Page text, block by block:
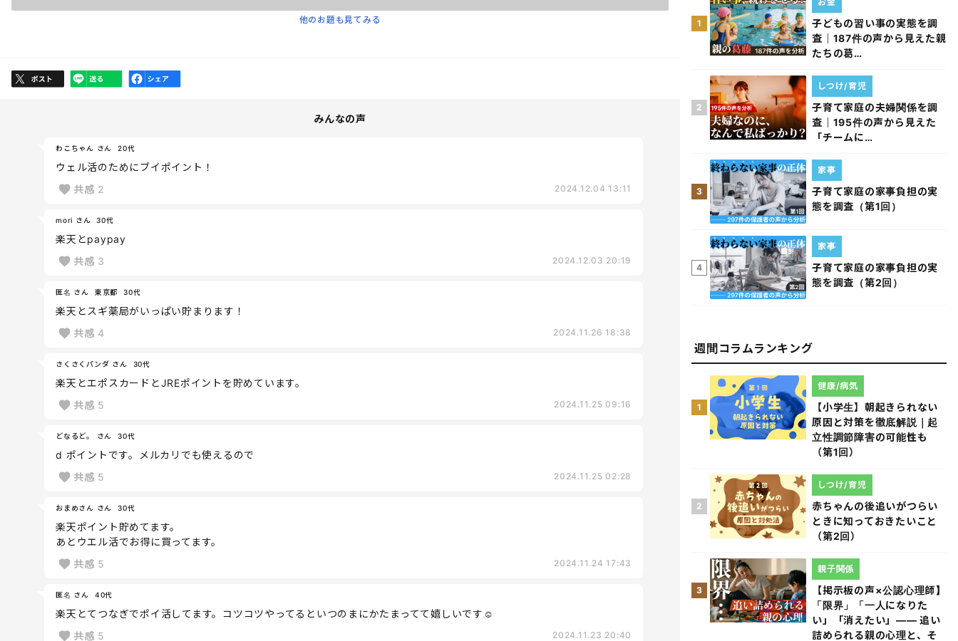
他のお題も見てみる
みんなの声
わこちゃん さん 20代
ウェル活のためにブイポイント！
共感 2 2024.12.04 13:11
mori さん 30代
楽天とpaypay
共感 3 2024.12.03 20:19
匿名 さん 東京都 30代
楽天とスギ薬局がいっぱい貯まります！
共感 4 2024.11.26 18:38
さくさくパンダ さん 30代
楽天とエポスカードとJREポイントを貯めています。
共感 5 2024.11.25 09:16
どなるど。 さん 30代
d ポイントです。メルカリでも使えるので
共感 5 2024.11.25 02:28
おまめさん さん 30代
楽天ポイント貯めてます。
あとウエル活でお得に買ってます。
共感 5 2024.11.24 17:43
匿名 さん 40代
楽天とてつなぎでポイ活してます。コツコツやってるといつのまにかたまってて嬉しいです☺️
共感 5 2024.11.23 20:40
1
子どもの習い事の実態を調
査｜187件の声から見えた親
たちの葛…
2
子育て家庭の夫婦関係を調
査｜195件の声から見えた
「チームに…
しつけ/育児
3
子育て家庭の家事負担の実
態を調査（第1回）
家事
4
子育て家庭の家事負担の実
態を調査（第2回）
家事
週間コラムランキング
1
【小学生】朝起きられない
原因と対策を徹底解説｜起
立性調節障害の可能性も
（第1回）
健康/病気
2
赤ちゃんの後追いがつらい
ときに知っておきたいこと
（第2回）
しつけ/育児
3
【掲示板の声×公認心理師】
「限界」「一人になりた
い」「消えたい」―― 追い
詰められる親の心理と、そ
親子関係